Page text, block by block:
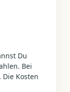
Du
Bei
Kosten